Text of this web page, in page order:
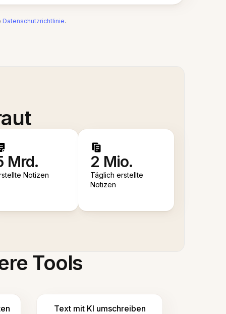
Datenschutzrichtlinie.
Mrd.
Notizen
2 Mio.
Täglich erstellte
Notizen
Tools
Text mit KI umschreiben